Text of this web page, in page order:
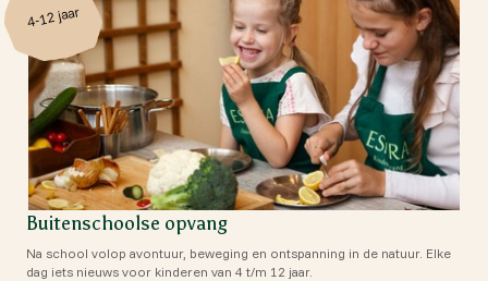
4-12 jaar
Buitenschoolse opvang
Na school volop avontuur, beweging en ontspanning in de natuur. Elke
dag iets nieuws voor kinderen van 4 t/m 12 jaar.